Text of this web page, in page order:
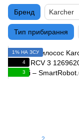
Бренд Karcher
Тип прибирання
1% НА ЗСУ
4
3